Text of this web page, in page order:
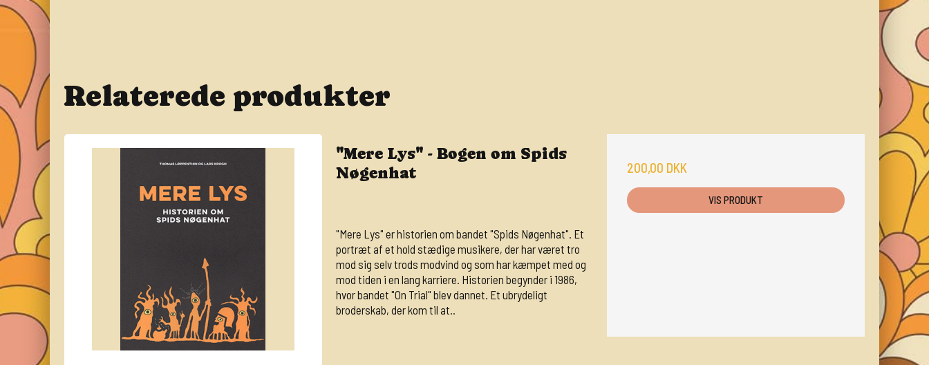
Relaterede produkter
"Mere Lys" - Bogen om Spids
Nøgenhat
"Mere Lys" er historien om bandet "Spids Nøgenhat". Et
portræt af et hold stædige musikere, der har været tro
mod sig selv trods modvind og som har kæmpet med og
mod tiden i en lang karriere. Historien begynder i 1986,
hvor bandet "On Trial" blev dannet. Et ubrydeligt
broderskab, der kom til at..
200,00 DKK
VIS PRODUKT